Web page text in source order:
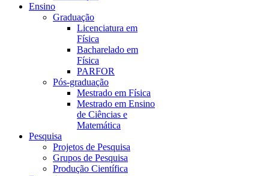
Ensino
Graduação
Licenciatura em
Física
Bacharelado em
Física
PARFOR
Pós-graduação
Mestrado em Física
Mestrado em Ensino
de Ciências e
Matemática
Pesquisa
Projetos de Pesquisa
Grupos de Pesquisa
Produção Científica